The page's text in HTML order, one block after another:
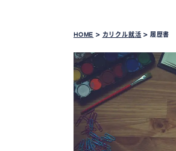
HOME > カリクル就活 > 履歴書